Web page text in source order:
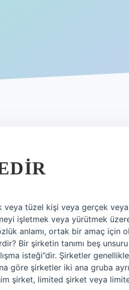
veya tüzel kişi veya gerçek
işletmek veya yürütmek
anlamı, ortak bir amaç için
Bir şirketin tanımı beş
isteği”dir. Şirketler
göre şirketler iki ana gruba
şirket, limited şirket veya